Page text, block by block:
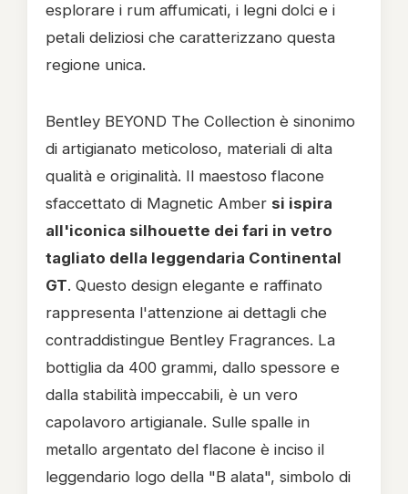
esplorare i rum affumicati, i legni dolci e i
petali deliziosi che caratterizzano questa
regione unica.
Bentley BEYOND The Collection è sinonimo
di artigianato meticoloso, materiali di alta
qualità e originalità. Il maestoso flacone
sfaccettato di Magnetic Amber si ispira
all'iconica silhouette dei fari in vetro
tagliato della leggendaria Continental
GT. Questo design elegante e raffinato
rappresenta l'attenzione ai dettagli che
contraddistingue Bentley Fragrances. La
bottiglia da 400 grammi, dallo spessore e
dalla stabilità impeccabili, è un vero
capolavoro artigianale. Sulle spalle in
metallo argentato del flacone è inciso il
leggendario logo della "B alata", simbolo di